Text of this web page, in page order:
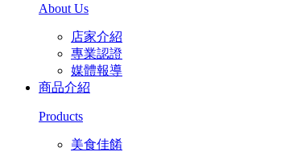
About Us
店家介紹
專業認證
媒體報導
商品介紹
Products
美食佳餚